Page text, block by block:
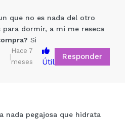
el primero. Imagínatelo...
que no es nada del otro
dormir, a mi me reseca
Si
|
Hace 7
meses
Útil
Responder
nada pegajosa que hidrata